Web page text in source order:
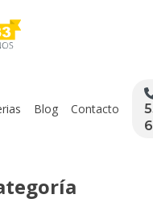
Blog Contacto